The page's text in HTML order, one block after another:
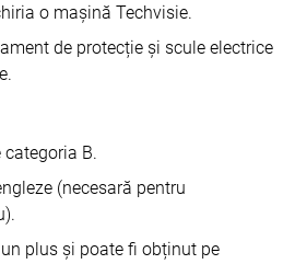
o mașină Techvisie.
de protecție și scule electrice
categoria B.
(necesară pentru
plus și poate fi obținut pe